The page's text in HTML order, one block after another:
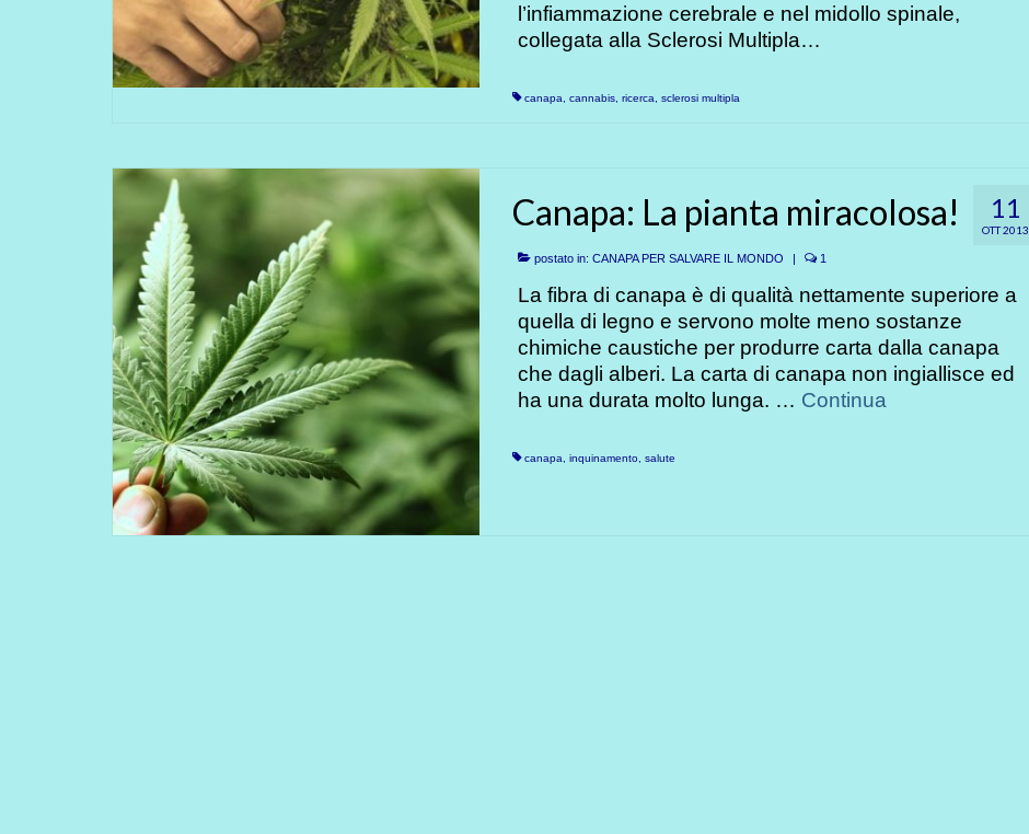
l’infiammazione cerebrale e nel midollo spinale,
collegata alla Sclerosi Multipla…
canapa cannabis, ricerca sclerosi multipla
11
OTT 2013
Canapa: La pianta miracolosa!
postato in: CANAPA PER SALVARE IL MONDO | 1
La fibra di canapa è di qualità nettamente superiore a
quella di legno e servono molte meno sostanze
chimiche caustiche per produrre carta dalla canapa
che dagli alberi. La carta di canapa non ingiallisce ed
ha una durata molto lunga. … Continua
canapa inquinamento, salute